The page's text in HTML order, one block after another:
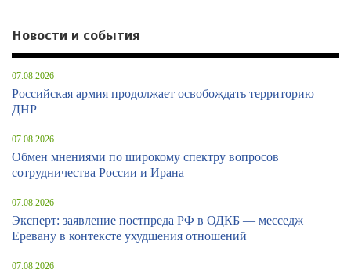
Новости и события
07.08.2026
Российская армия продолжает освобождать территорию
ДНР
07.08.2026
Обмен мнениями по широкому спектру вопросов
сотрудничества России и Ирана
07.08.2026
Эксперт: заявление постпреда РФ в ОДКБ — месседж
Еревану в контексте ухудшения отношений
07.08.2026